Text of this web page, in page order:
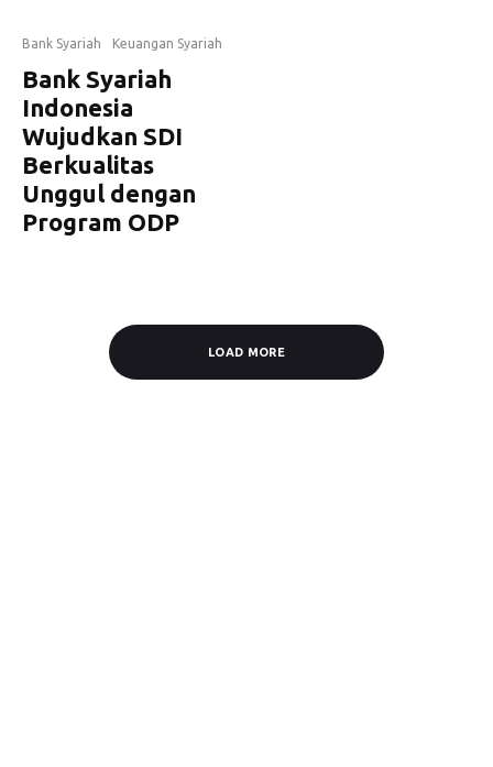
Bank Syariah Keuangan Syariah
Bank Syariah
Indonesia
Wujudkan SDI
Berkualitas
Unggul dengan
Program ODP
LOAD MORE